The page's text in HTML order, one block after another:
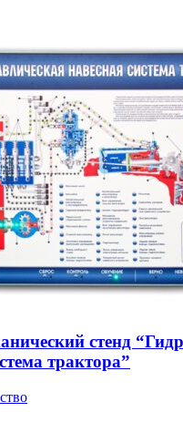
стенд
трактора”